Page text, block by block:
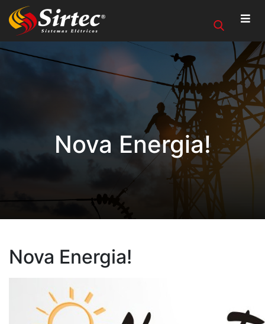
Nova Energia!
Nova Energia!